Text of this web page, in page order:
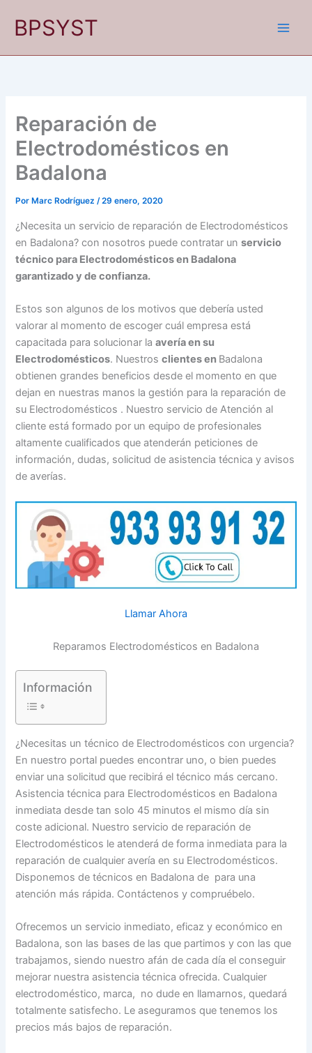
BPSYST
Reparación de
Electrodomésticos en
Badalona
Por Marc Rodríguez/29 enero, 2020
¿Necesita un servicio de reparación de Electrodomésticos
en Badalona? con nosotros puede contratar unservicio
técnico para Electrodomésticos en Badalona
garantizado y de confianza.
Estos son algunos de los motivos que debería usted
valorar al momento de escoger cuál empresa está
capacitada para solucionar laavería en su
Electrodomésticos. Nuestrosclientes en Badalona
obtienen grandes beneficios desde el momento en que
dejan en nuestras manos la gestión para la reparación de
su Electrodomésticos . Nuestro servicio de Atención al
cliente está formado por un equipo de profesionales
altamente cualificados que atenderán peticiones de
información, dudas, solicitud de asistencia técnica y avisos
de averías.
Llamar Ahora
Reparamos Electrodomésticos en Badalona
Información
¿Necesitas un técnico de Electrodomésticos con urgencia?
En nuestro portal puedes encontrar uno, o bien puedes
enviar una solicitud que recibirá el técnico más cercano.
Asistencia técnica para Electrodomésticos en Badalona
inmediata desde tan solo 45 minutos el mismo día sin
coste adicional. Nuestro servicio de reparación de
Electrodomésticos le atenderá de forma inmediata para la
reparación de cualquier avería en su Electrodomésticos.
Disponemos de técnicos en Badalona de para una
atención más rápida. Contáctenos y compruébelo.
Ofrecemos un servicio inmediato, eficaz y económico en
Badalona, son las bases de las que partimos y con las que
trabajamos, siendo nuestro afán de cada día el conseguir
mejorar nuestra asistencia técnica ofrecida. Cualquier
electrodoméstico, marca, no dude en llamarnos, quedará
totalmente satisfecho. Le aseguramos que tenemos los
precios más bajos de reparación.